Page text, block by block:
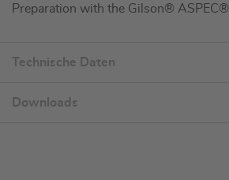
Preparation with the Gilson® ASPEC®
Technische Daten
Downloads